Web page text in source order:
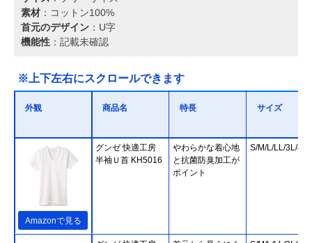
素材 ：コットン100%
首元のデザイン ：U字
機能性 ：記載未確認
※上下左右にスクロールできます
外観 商品名 特長 サイズ
Amazonで見る
グンゼ 快適工房
半袖Ｕ首 KH5016
やわらかな着心地
と抗菌防臭加工が
ポイント
S/M/L/LL/3L/4L